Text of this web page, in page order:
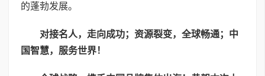
的蓬勃发展。
对接名人， 走向成功； 资源裂变， 全球畅通； 中
国智慧， 服务世界！